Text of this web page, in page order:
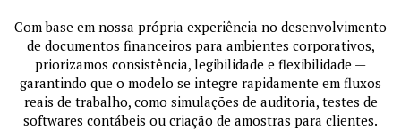
Com base em nossa própria experiência no desenvolvimento
de documentos financeiros para ambientes corporativos,
priorizamos consistência, legibilidade e flexibilidade —
garantindo que o modelo se integre rapidamente em fluxos
reais de trabalho, como simulações de auditoria, testes de
softwares contábeis ou criação de amostras para clientes.